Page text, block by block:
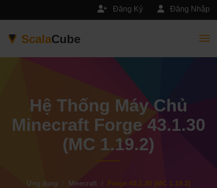
Đăng Nhập
Đăng Ký
ScalaCube
Hệ Thống Máy Chủ
Minecraft Forge 43.1.30
(MC 1.19.2)
Ứng dụng Minecraft Forge 43.1.30 (MC 1.19.2)